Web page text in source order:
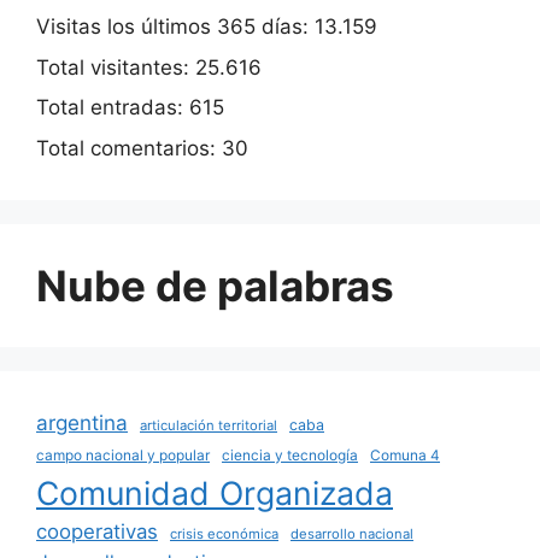
Visitas los últimos 365 días: 13.159
Total visitantes: 25.616
Total entradas: 615
Total comentarios: 30
Nube de palabras
argentina articulación territorial
caba
campo nacional y popular
ciencia y tecnología Comuna 4
Comunidad Organizada
cooperativas crisis económica desarrollo nacional